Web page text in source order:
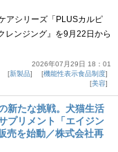
アシリーズ「PLUSカルピ
レンジング』を9月22日から
2026年07月29日 18：01
新製品
機能性表示食品制度
美容
新たな挑戦。犬猫生活
プリメント「エイジン
売を始動／株式会社再